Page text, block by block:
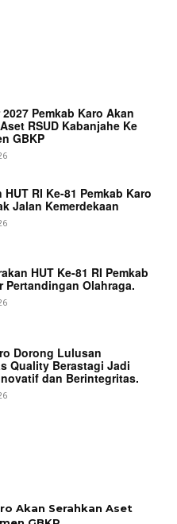
Pemkab Karo Akan
RSUD Kabanjahe Ke
GBKP
HUT RI Ke-81 Pemkab Karo
Jalan Kemerdekaan
HUT Ke-81 RI Pemkab
Pertandingan Olahraga.
Dorong Lulusan
Quality Berastagi Jadi
dan Berintegritas.
Akan Serahkan Aset